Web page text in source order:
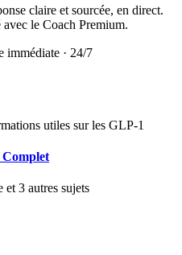
claire et sourcée, en direct.
le Coach Premium.
immédiate · 24/7
utiles sur les GLP-1
Complet
3 autres sujets